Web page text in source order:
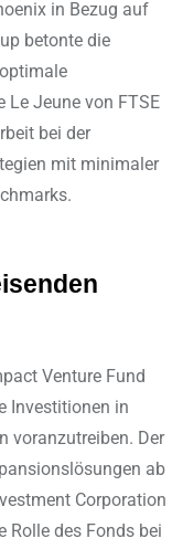
in Bezug auf
betonte die
Le Jeune von FTSE
bei der
mit minimaler
Venture Fund
Investitionen in
voranzutreiben. Der
ab
Corporation
Rolle des Fonds bei